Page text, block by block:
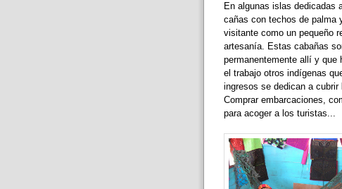
En algunas islas dedicadas
cañas con techos de palma
visitante como un pequeño
artesanía. Estas cabañas
permanentemente allí y que
el trabajo otros indígenas
ingresos se dedican a
Comprar embarcaciones,
para acoger a los turistas...